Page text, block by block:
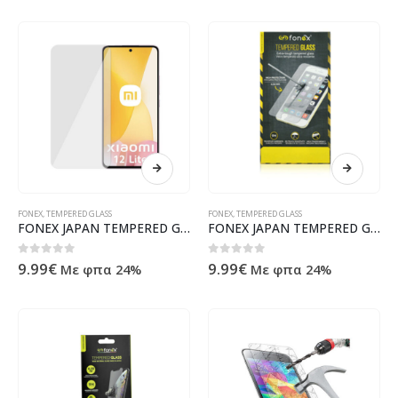
FONEX,TEMPERED GLASS
FONEX JAPAN TEMPERED GLASS XIAOMI 12 LITE
0out of 5
9.99€ Με φπα 24%
FONEX,TEMPERED GLASS
FONEX JAPAN TEMPERED GLASS HONOR X7
0out of 5
9.99€ Με φπα 24%